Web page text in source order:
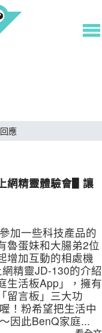
應
網精靈體驗會▋讓
加一些科技產品的
魯蛋妹和大腸弟2位
增加互動的相處機
精靈JD-130的介紹
生活板App」，擁有
留言板」三大功
！粉希望把生活中
因此BenQ家庭...